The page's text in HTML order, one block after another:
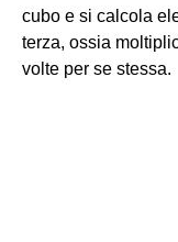
cubo e si calcola
terza, ossia
volte per se stessa.